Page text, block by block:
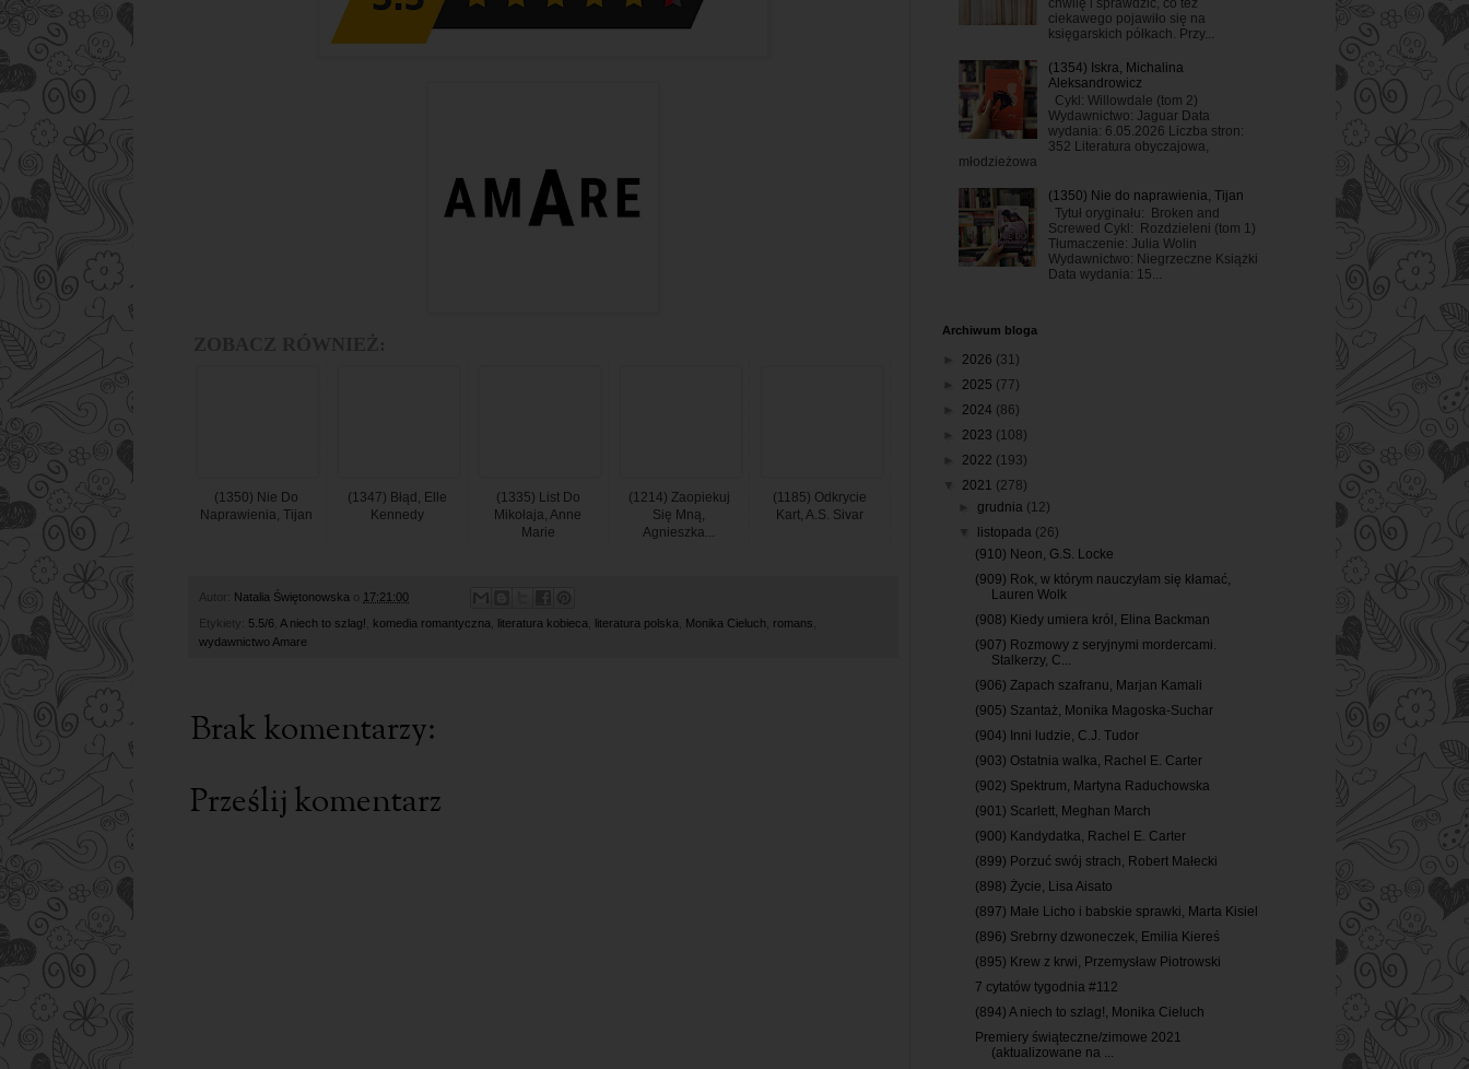
(1350) Nie Do
Naprawienia, Tijan
(1347) Błąd, Elle
Kennedy
(1335) List Do
Mikołaja, Anne
Marie
(1214) Zaopiekuj
Się Mną,
Agnieszka...
(1185) Odkrycie
Kart, A.S. Sivar
Autor: Natalia Świętonowska 17:21:00
Etykiety: 5.5/6 A niech to szlag! komedia romantyczna literatura kobieca literatura polska Monika Cieluch romans
wydawnictwo Amare
Brak komentarzy:
Prześlij komentarz
ciekawego pojawiło się na
księgarskich półkach. Przy...
(1354) Iskra, Michalina
Aleksandrowicz
Cykl: Willowdale (tom 2)
Wydawnictwo: Jaguar Data
wydania: 6.05.2026 Liczba stron:
352 Literatura obyczajowa,
młodzieżowa
(1350) Nie do naprawienia, Tijan
Tytuł oryginału: Broken and
Screwed Cykl: Rozdzieleni (tom 1)
Tłumaczenie: Julia Wolin
Wydawnictwo: Niegrzeczne Książki
Data wydania: 15...
Archiwum bloga
2026 (31)
2025 (77)
2024 (86)
2023 (108)
2022 (193)
2021 (278)
►grudnia (12)
listopada (26)
(910) Neon, G.S. Locke
(909) Rok, w którym nauczyłam się kłamać,
Lauren Wolk
(908) Kiedy umiera król, Elina Backman
(907) Rozmowy z seryjnymi mordercami.
Stalkerzy, C...
(906) Zapach szafranu, Marjan Kamali
(905) Szantaż, Monika Magoska-Suchar
(904) Inni ludzie, C.J. Tudor
(903) Ostatnia walka, Rachel E. Carter
(902) Spektrum, Martyna Raduchowska
(901) Scarlett, Meghan March
(900) Kandydatka, Rachel E. Carter
(899) Porzuć swój strach, Robert Małecki
(898) Życie, Lisa Aisato
(897) Małe Licho i babskie sprawki, Marta Kisiel
(896) Srebrny dzwoneczek, Emilia Kiereś
(895) Krew z krwi, Przemysław Piotrowski
7 cytatów tygodnia #112
(894) A niech to szlag!, Monika Cieluch
Premiery świąteczne/zimowe 2021
(aktualizowane na ...